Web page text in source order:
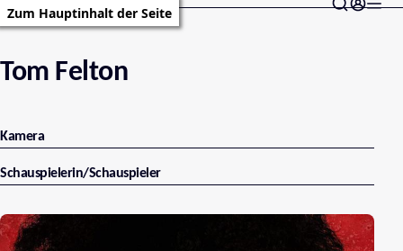
Zum Hauptinhalt der Seite
Tom Felton
Kamera
Schauspielerin/Schauspieler